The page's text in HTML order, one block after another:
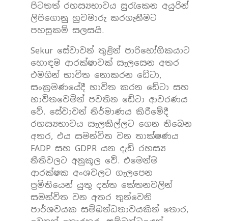
පිටතත් රහස්‍යභාවය සුරැකෙන අයුරින්
ලිපිගොනු හුවමාරු කරගැනීමට
පහසුකම් සලසයි.
Sekur සේවාවන් තුළින් පාරිභෝගිකයාට
හොඳම ආරක්ෂාවක් සැලසෙන අතර
එමගින් භාවිත නොකරන ඩේටා,
සංක්‍රමණයේදී භාවිත කරන ඩේටා සහ
භාවිතවෙමින් පවතින ඩේටා ආවරණය
වේ. සේවාවන් නිර්මාණය කිරීමේදී
රහස්‍යභාවය සැලකිල්ලට ගෙන තිබෙන
අතර, එය සමන්විත වන තාක්ෂණය
FADP සහ GDPR යන දැඩි රහස්‍ය
නීතිවලට අනුකූල වේ. එමෙන්ම
ආරක්ෂක අංශවලට ගැලපෙන
ප්‍රමිතියෙන් යුතු දත්ත කේතනවලින්
සමන්විත වන අතර තුන්වෙනි
පාර්ශවයක සම්බන්ධතාවයකින් තොර,